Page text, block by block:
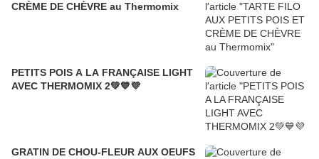
CRÈME DE CHÈVRE au Thermomix
PETITS POIS A LA FRANÇAISE LIGHT
AVEC THERMOMIX 2💚💙💜
GRATIN DE CHOU-FLEUR AUX OEUFS